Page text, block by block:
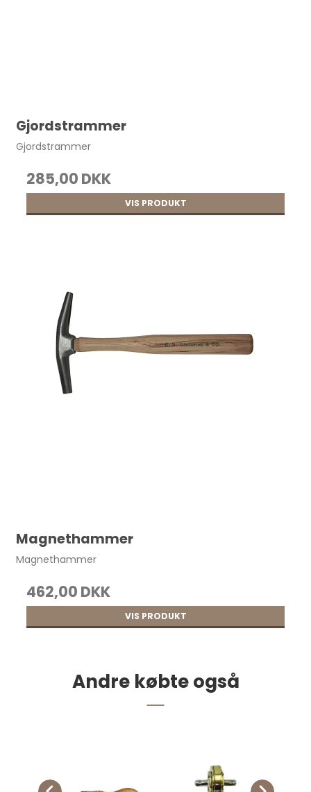
CRAFT kraftig lædersaks pr. stk.
Gjordstrammer
Gjordstrammer
285,00 DKK
VIS PRODUKT
Magnethammer
Magnethammer
462,00 DKK
VIS PRODUKT
Andre købte også